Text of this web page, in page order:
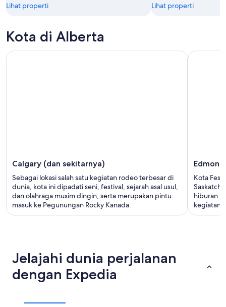
Lihat properti Lihat properti
Kota di Alberta
Calgary (dan sekitarnya)
Sebagai lokasi salah satu kegiatan rodeo terbesar di
dunia, kota ini dipadati seni, festival, sejarah asal usul,
dan olahraga musim dingin, serta merupakan pintu
masuk ke Pegunungan Rocky Kanada.
Kota
hiburan
kegiatan
Jelajahi dunia perjalanan
dengan Expedia